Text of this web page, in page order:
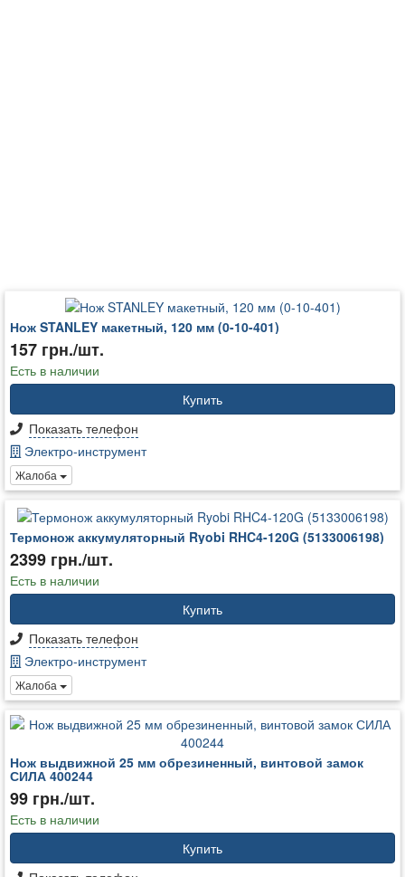
Нож STANLEY макетный, 120 мм (0-10-401)
157 грн./шт.
Есть в наличии
Купить
Показать телефон
Электро-инструмент
Жалоба
Термонож аккумуляторный Ryobi RHC4-120G (5133006198)
2399 грн./шт.
Есть в наличии
Купить
Показать телефон
Электро-инструмент
Жалоба
Нож выдвижной 25 мм обрезиненный, винтовой замок
СИЛА 400244
99 грн./шт.
Есть в наличии
Купить